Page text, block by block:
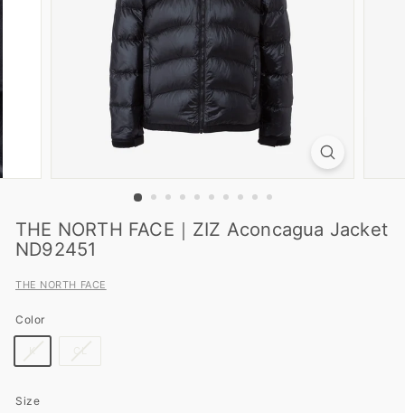
THE NORTH FACE｜ZIZ Aconcagua Jacket
ND92451
THE NORTH FACE
Color
K CL
Size